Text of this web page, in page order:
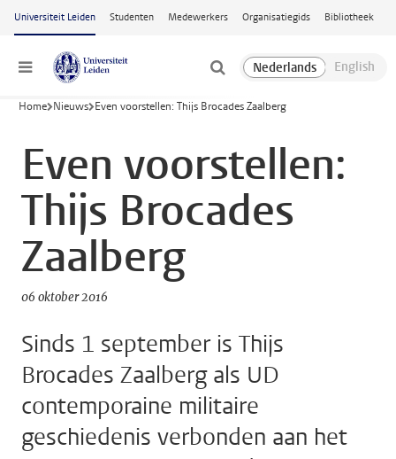
Ga naar hoofdinhoud
Universiteit Leiden Studenten Medewerkers Organisatiegids Bibliotheek
Menu
Home Nieuws Even voorstellen: Thijs Brocades Zaalberg
Even voorstellen:
Thijs Brocades
Zaalberg
06 oktober 2016
Sinds 1 september is Thijs
Brocades Zaalberg als UD
contemporaine militaire
geschiedenis verbonden aan het